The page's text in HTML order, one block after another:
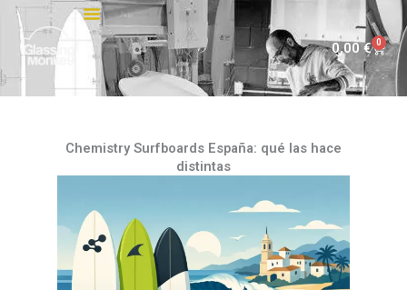
contenido
0,00€ 0
Chemistry Surfboards España: qué las hace
distintas